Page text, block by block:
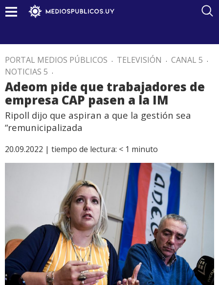
PORTAL MEDIOS PÚBLICOS . TELEVISIÓN . CANAL 5 .
NOTICIAS 5 .
Adeom pide que trabajadores de
empresa CAP pasen a la IM
Ripoll dijo que aspiran a que la gestión sea
“remunicipalizada
20.09.2022 | tiempo de lectura: < 1 minuto